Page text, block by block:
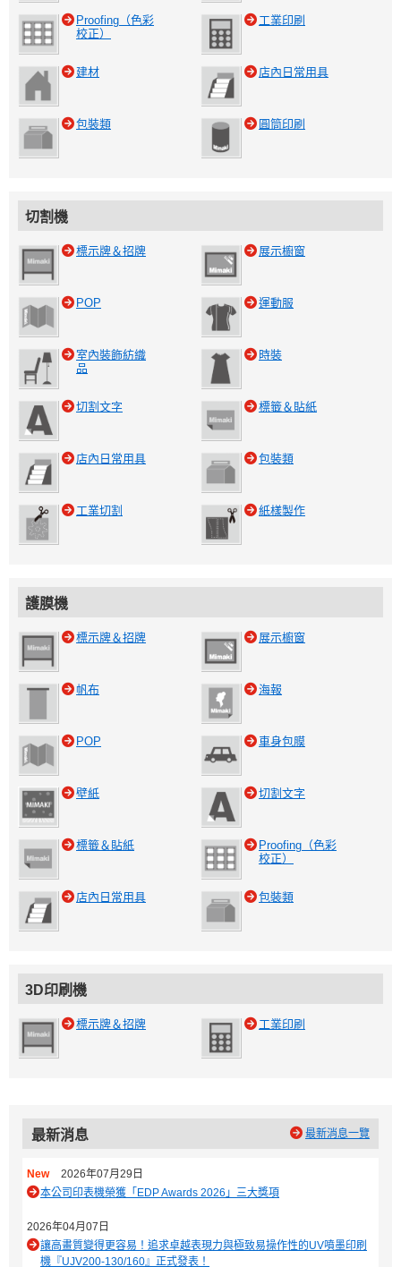
Proofing（色彩
校正）
工業印刷
建材 店內日常用具
包裝類 圓筒印刷
切割機
標示牌＆招牌 展示櫥窗
POP 運動服
室內裝飾紡織
品
時裝
切割文字 標籤＆貼紙
店內日常用具 包裝類
工業切割 紙樣製作
護膜機
標示牌＆招牌 展示櫥窗
帆布 海報
POP 車身包膜
壁紙 切割文字
標籤＆貼紙
Proofing（色彩
校正）
店內日常用具 包裝類
3D印刷機
標示牌＆招牌 工業印刷
最新消息 最新消息一覽
New
2026年07月29日
本公司印表機榮獲「EDP Awards 2026」三大獎項
2026年04月07日
讓高畫質變得更容易！追求卓越表現力與極致易操作性的UV噴墨印刷
機『UJV200-130/160』正式發表！